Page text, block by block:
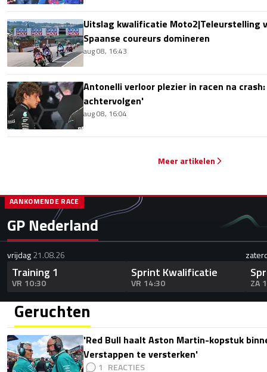
Uitslag kwalificatie Moto2|Teleurstelling
Spaanse coureurs domineren
aug 08, 16:43
Antonelli verloor plezier in racen na
achtervolgen'
aug 08, 16:04
Meer artikelen
GP Nederland
AANKOMENDE RACE
vrijdag21.08.26
Training 1
VR 10:30
Sprint Kwalificatie
VR 14:30 ZA
Geruchten
'Red Bull haalt Aston Martin-kopstuk
Verstappen te versterken'
1